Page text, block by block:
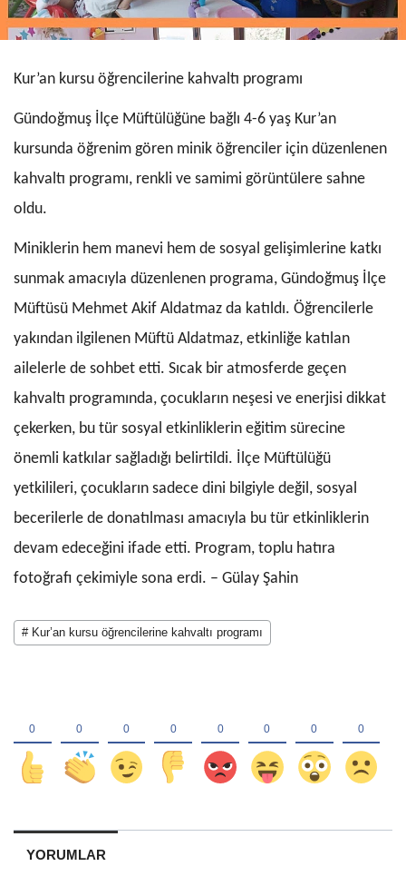
Kur’an kursu öğrencilerine kahvaltı programı
Gündoğmuş İlçe Müftülüğüne bağlı 4-6 yaş Kur’an
kursunda öğrenim gören minik öğrenciler için düzenlenen
kahvaltı programı, renkli ve samimi görüntülere sahne
oldu.
Miniklerin hem manevi hem de sosyal gelişimlerine katkı
sunmak amacıyla düzenlenen programa, Gündoğmuş İlçe
Müftüsü Mehmet Akif Aldatmaz da katıldı. Öğrencilerle
yakından ilgilenen Müftü Aldatmaz, etkinliğe katılan
ailelerle de sohbet etti. Sıcak bir atmosferde geçen
kahvaltı programında, çocukların neşesi ve enerjisi dikkat
çekerken, bu tür sosyal etkinliklerin eğitim sürecine
önemli katkılar sağladığı belirtildi. İlçe Müftülüğü
yetkilileri, çocukların sadece dini bilgiyle değil, sosyal
becerilerle de donatılması amacıyla bu tür etkinliklerin
devam edeceğini ifade etti. Program, toplu hatıra
fotoğrafı çekimiyle sona erdi. – Gülay Şahin
# Kur’an kursu öğrencilerine kahvaltı programı
YORUMLAR